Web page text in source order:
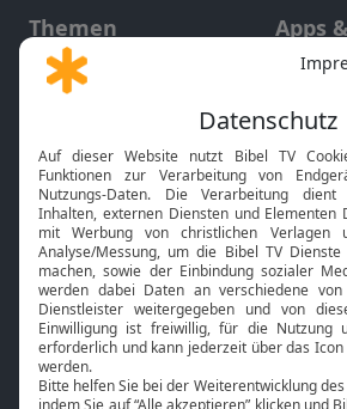
Themen
Gott und Bibel erklärt
Neuigkeiten
Apps
Bibel TV
Über uns